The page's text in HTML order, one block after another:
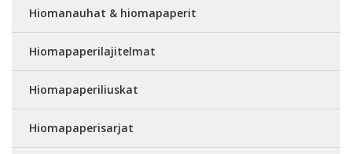
Hiomanauhat & hiomapaperit
Hiomapaperilajitelmat
Hiomapaperiliuskat
Hiomapaperisarjat